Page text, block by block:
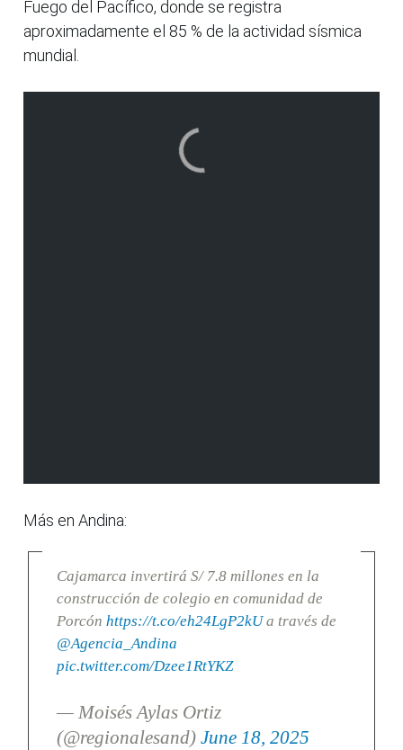
Fuego del Pacífico, donde se registra
aproximadamente el 85 % de la actividad sísmica
mundial.
Más en Andina:
Cajamarca invertirá S/ 7.8 millones en la
construcción de colegio en comunidad de
Porcón https://t.co/eh24LgP2kUa través de
@Agencia_Andina
pic.twitter.com/Dzee1RtYKZ
— Moisés Aylas Ortiz
(@regionalesand) June 18, 2025